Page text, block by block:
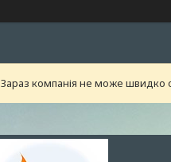
Зараз компанія не може швидко